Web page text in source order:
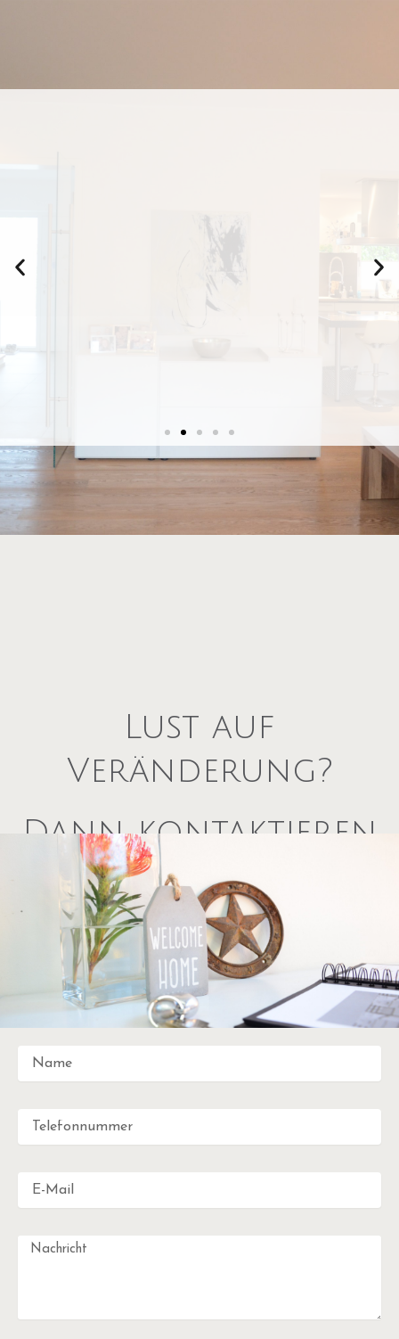
sicher sein, dass die Immobilie den eigenen
Lust auf
Veränderung?
Dann kontaktieren
Sie uns – wir freuen
uns auf Sie